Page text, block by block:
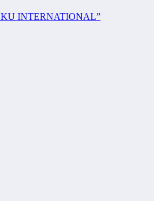
INTERNATIONAL”